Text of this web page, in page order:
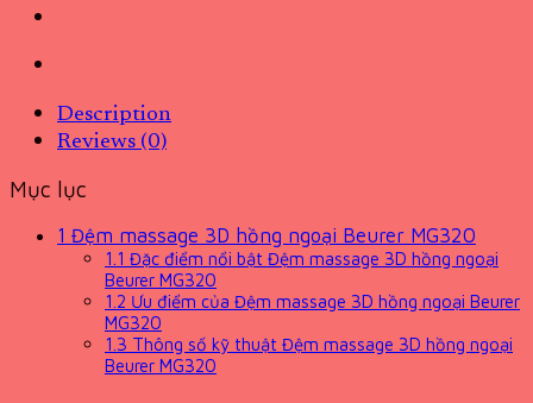
Description
Reviews (0)
Mục lục
1 Đệm massage 3D hồng ngoại Beurer MG320
1.1 Đặc điểm nổi bật Đệm massage 3D hồng ngoại
Beurer MG320
1.2 Ưu điểm của Đệm massage 3D hồng ngoại Beurer
MG320
1.3 Thông số kỹ thuật Đệm massage 3D hồng ngoại
Beurer MG320